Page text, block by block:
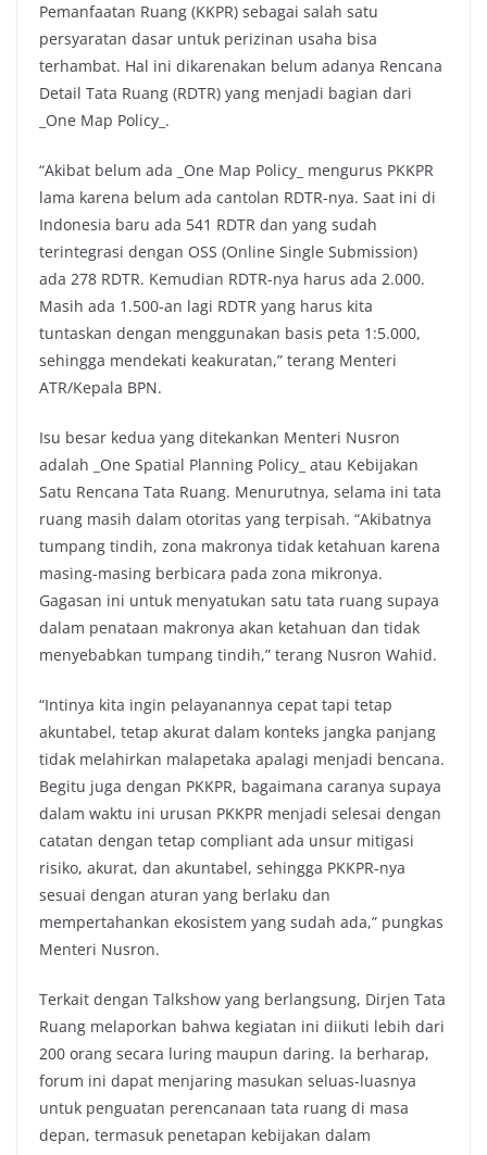
Pemanfaatan Ruang (KKPR) sebagai salah satu
persyaratan dasar untuk perizinan usaha bisa
terhambat. Hal ini dikarenakan belum adanya Rencana
Detail Tata Ruang (RDTR) yang menjadi bagian dari
_One Map Policy_.
“Akibat belum ada _One Map Policy_ mengurus PKKPR
lama karena belum ada cantolan RDTR-nya. Saat ini di
Indonesia baru ada 541 RDTR dan yang sudah
terintegrasi dengan OSS (Online Single Submission)
ada 278 RDTR. Kemudian RDTR-nya harus ada 2.000.
Masih ada 1.500-an lagi RDTR yang harus kita
tuntaskan dengan menggunakan basis peta 1:5.000,
sehingga mendekati keakuratan,” terang Menteri
ATR/Kepala BPN.
Isu besar kedua yang ditekankan Menteri Nusron
adalah _One Spatial Planning Policy_ atau Kebijakan
Satu Rencana Tata Ruang. Menurutnya, selama ini tata
ruang masih dalam otoritas yang terpisah. “Akibatnya
tumpang tindih, zona makronya tidak ketahuan karena
masing-masing berbicara pada zona mikronya.
Gagasan ini untuk menyatukan satu tata ruang supaya
dalam penataan makronya akan ketahuan dan tidak
menyebabkan tumpang tindih,” terang Nusron Wahid.
“Intinya kita ingin pelayanannya cepat tapi tetap
akuntabel, tetap akurat dalam konteks jangka panjang
tidak melahirkan malapetaka apalagi menjadi bencana.
Begitu juga dengan PKKPR, bagaimana caranya supaya
dalam waktu ini urusan PKKPR menjadi selesai dengan
catatan dengan tetap compliant ada unsur mitigasi
risiko, akurat, dan akuntabel, sehingga PKKPR-nya
sesuai dengan aturan yang berlaku dan
mempertahankan ekosistem yang sudah ada,” pungkas
Menteri Nusron.
Terkait dengan Talkshow yang berlangsung, Dirjen Tata
Ruang melaporkan bahwa kegiatan ini diikuti lebih dari
200 orang secara luring maupun daring. Ia berharap,
forum ini dapat menjaring masukan seluas-luasnya
untuk penguatan perencanaan tata ruang di masa
depan, termasuk penetapan kebijakan dalam